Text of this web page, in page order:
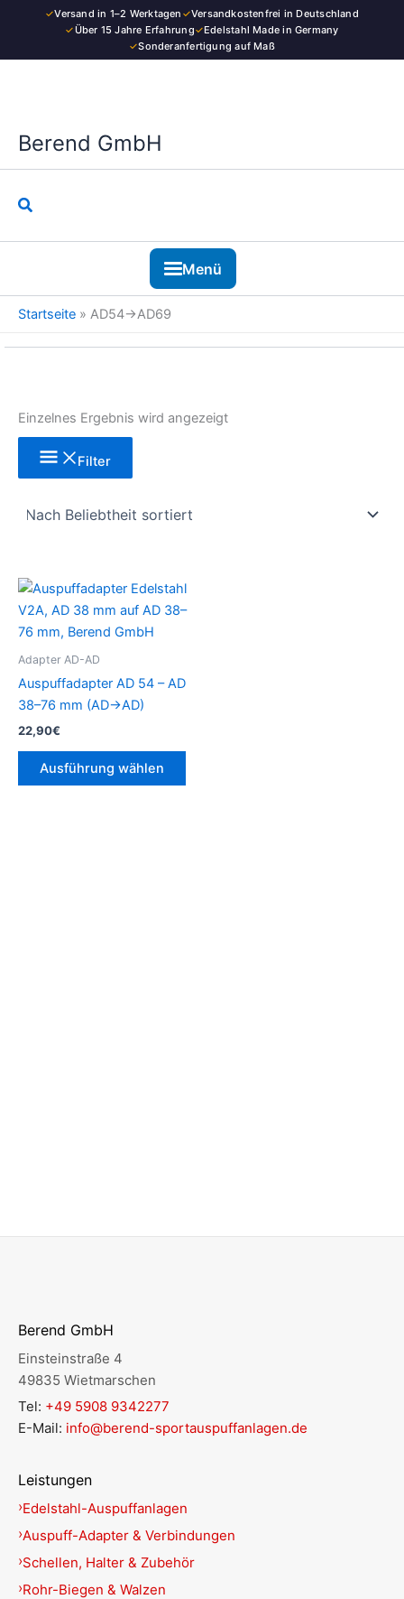
✓Versand in 1–2 Werktagen ✓Versandkostenfrei in Deutschland
✓Über 15 Jahre Erfahrung✓Edelstahl Made in Germany
✓Sonderanfertigung auf Maß
Berend GmbH
Suchen
Menü
Startseite » AD54→AD69
Einzelnes Ergebnis wird angezeigt
Filter
Adapter AD-AD
Auspuffadapter AD 54 – AD
38–76 mm (AD→AD)
22,90€
Ausführung wählen
Dieses
Produkt
auf
Berend GmbH
Einsteinstraße 4
49835 Wietmarschen
Tel: +49 5908 9342277
E-Mail: info@berend-sportauspuffanlagen.de
Leistungen
Edelstahl-Auspuffanlagen
Auspuff-Adapter & Verbindungen
Schellen, Halter & Zubehör
Rohr-Biegen & Walzen
Kategorie